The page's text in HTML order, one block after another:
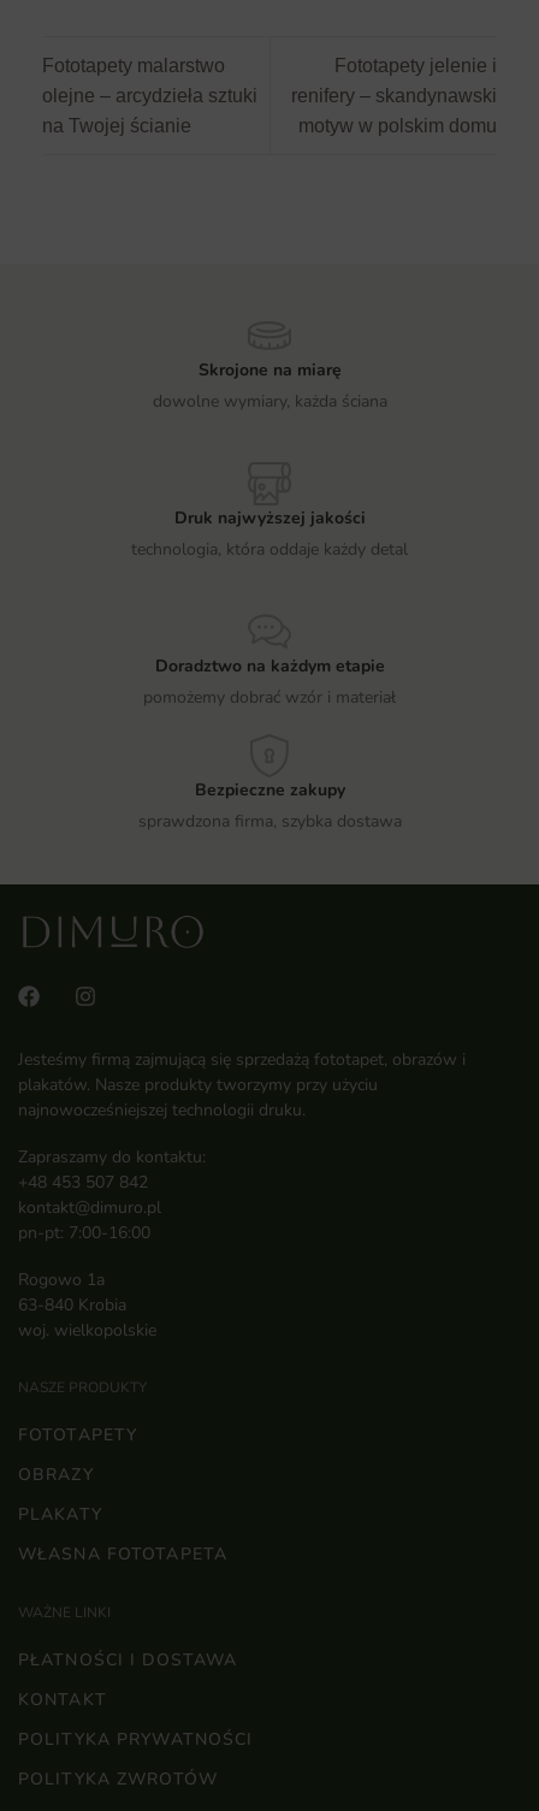
Fototapety malarstwo
olejne – arcydzieła sztuki
na Twojej ścianie
Fototapety jelenie i
renifery – skandynawski
motyw w polskim domu
Skrojone na miarę
dowolne wymiary, każda ściana
Druk najwyższej jakości
technologia, która oddaje każdy detal
Doradztwo na każdym etapie
pomożemy dobrać wzór i materiał
Bezpieczne zakupy
sprawdzona firma, szybka dostawa
Jesteśmy firmą zajmującą się sprzedażą fototapet, obrazów i
plakatów. Nasze produkty tworzymy przy użyciu
najnowocześniejszej technologii druku.
Zapraszamy do kontaktu:
+48 453 507 842
kontakt@dimuro.pl
pn-pt: 7:00-16:00
Rogowo 1a
63-840 Krobia
woj. wielkopolskie
NASZE PRODUKTY
FOTOTAPETY
OBRAZY
PLAKATY
WŁASNA FOTOTAPETA
WAŻNE LINKI
PŁATNOŚCI I DOSTAWA
KONTAKT
POLITYKA PRYWATNOŚCI
POLITYKA ZWROTÓW